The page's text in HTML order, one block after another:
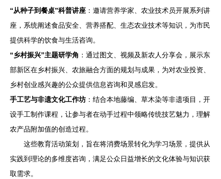
“从种子到餐桌”科普讲座 ：邀请营养学家、农业技术员开展系列讲
座，系统阐述食品安全、营养搭配、生态农业技术等知识，为市民
提供科学的饮食与生活咨询。
“乡村振兴”主题研学角 ：通过图文、视频及新农人分享会，展示东
部新区在乡村振兴、农旅融合方面的规划与成果，为对农业投资、
乡村创业感兴趣的公众提供信息咨询和灵感启发。
手工艺与非遗文化工作坊 ：结合本地藤编、草木染等非遗项目，开
设手工制作课程，让参与者在动手过程中领略传统技艺魅力，理解
农产品附加值的创造过程。
这些教育活动策划，旨在将消费场景转化为学习场景，提供从
实践到理论的多维度咨询，满足公众日益增长的文化体验与知识获
取需求。